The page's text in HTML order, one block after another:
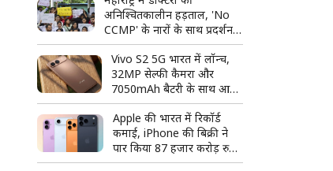
अनिश्चितकालीन हड़ताल, 'No
CCMP' के नारों के साथ प्रदर्शन;
बॉम्बे हाईकोर्ट ने लिया स्वत: संज्ञान
Vivo S2 5G भारत में लॉन्च,
32MP सेल्फी कैमरा और
7050mAh बैटरी के साथ आया
नया स्मार्टफोन
Apple की भारत में रिकॉर्ड
कमाई, iPhone की बिक्री ने
पार किया 87 हजार करोड़ रुपये
का आंकड़ा